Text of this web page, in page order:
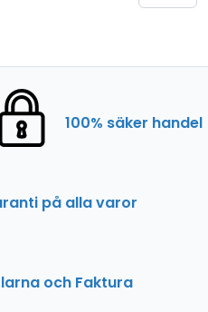
100% säker handel
på alla varor
och Faktura